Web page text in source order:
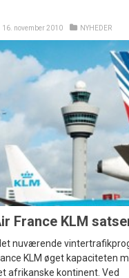
16. november 2010 NYHEDER
France KLM
nuværende
KLM øget kapaciteten
afrikanske kontinent. Ved